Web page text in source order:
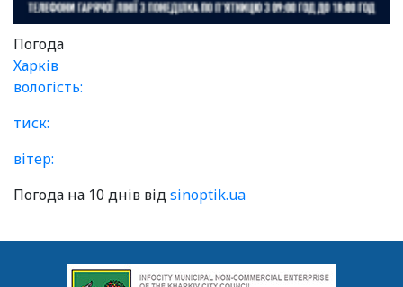
Погода
Харків
вологість:
тиск:
вітер:
Погода на 10 днів відsinoptik.ua